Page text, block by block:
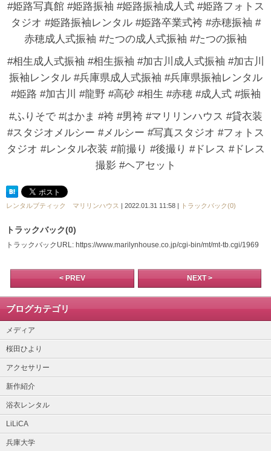
#姫路写真館 #姫路振袖 #姫路振袖成人式 #姫路フォトス
タジオ #姫路振袖レンタル #姫路卒業式袴 #赤穂振袖 #
赤穂成人式振袖 #たつの成人式振袖 #たつの振袖
#相生成人式振袖 #相生振袖 #加古川成人式振袖 #加古川
振袖レンタル #兵庫県成人式振袖 #兵庫県振袖レンタル
#姫路 #加古川 #龍野 #高砂 #相生 #赤穂 #成人式 #振袖
#ふりそで #はかま #袴 #男袴 #マリリンハウス #貸衣装
#スタジオメルシー #メルシー #写真スタジオ #フォトス
タジオ #レンタル衣装 #前撮り #後撮り #ドレス #ドレス
撮影 #ヘアセット
レンタルブティック マリリンハウス | 2022.01.31 11:58 | トラックバック(0)
トラックバック(0)
トラックバックURL: https://www.marilynhouse.co.jp/cgi-bin/mt/mt-tb.cgi/1969
< PREV NEXT >
ブログカテゴリ
メディア
桜田ひより
アクセサリー
新作紹介
浴衣レンタル
LiLiCA
兵庫大学